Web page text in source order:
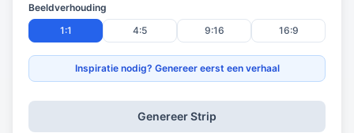
Beeldverhouding
1:1
4:5 9:16 16:9
Inspiratie nodig? Genereer eerst een verhaal
Genereer Strip